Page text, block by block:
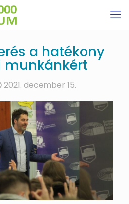
a hatékony
munkánkért
2021. december 15.